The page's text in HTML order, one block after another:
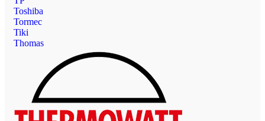
Toshiba
Tormec
Tiki
Thomas